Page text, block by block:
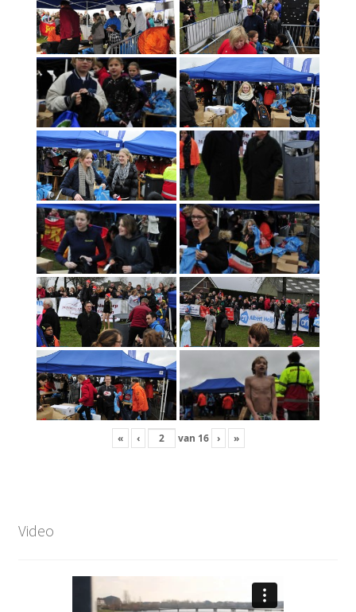
Foto’s 2013
Foto’s 2012
Foto’s 2011
Foto’s 2010
Foto’s 2009
Foto’s 2008
Foto’s 2007
Foto’s 2006
Foto’s 2005
Foto’s 2004
« ‹ van 16 › »
Video